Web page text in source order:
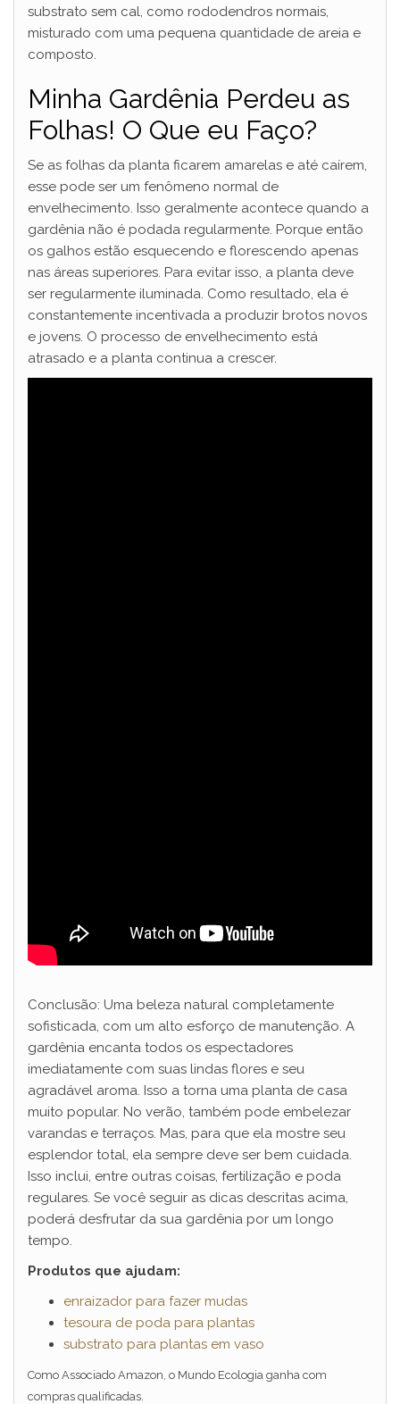
substrato sem cal, como rododendros normais,
misturado com uma pequena quantidade de areia e
composto.
Minha Gardênia Perdeu as
Folhas! O Que eu Faço?
Se as folhas da planta ficarem amarelas e até caírem,
esse pode ser um fenômeno normal de
envelhecimento. Isso geralmente acontece quando a
gardênia não é podada regularmente. Porque então
os galhos estão esquecendo e florescendo apenas
nas áreas superiores. Para evitar isso, a planta deve
ser regularmente iluminada. Como resultado, ela é
constantemente incentivada a produzir brotos novos
e jovens. O processo de envelhecimento está
atrasado e a planta continua a crescer.
Conclusão: Uma beleza natural completamente
sofisticada, com um alto esforço de manutenção. A
gardênia encanta todos os espectadores
imediatamente com suas lindas flores e seu
agradável aroma. Isso a torna uma planta de casa
muito popular. No verão, também pode embelezar
varandas e terraços. Mas, para que ela mostre seu
esplendor total, ela sempre deve ser bem cuidada.
Isso inclui, entre outras coisas, fertilização e poda
regulares. Se você seguir as dicas descritas acima,
poderá desfrutar da sua gardênia por um longo
tempo.
Produtos que ajudam:
enraizador para fazer mudas
tesoura de poda para plantas
substrato para plantas em vaso
Como Associado Amazon, o Mundo Ecologia ganha com
compras qualificadas.